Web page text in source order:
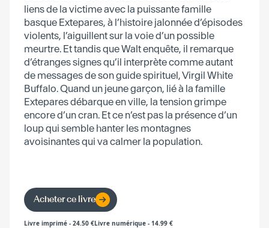
liens de la victime avec la puissante famille
basque Extepares, à l’histoire jalonnée d’épisodes
violents, l’aiguillent sur la voie d’un possible
meurtre. Et tandis que Walt enquête, il remarque
d’étranges signes qu’il interprète comme autant
de messages de son guide spirituel, Virgil White
Buffalo. Quand un jeune garçon, lié à la famille
Extepares débarque en ville, la tension grimpe
encore d’un cran. Et ce n’est pas la présence d’un
loup qui semble hanter les montagnes
avoisinantes qui va calmer la population.
Acheter ce livre
Livre imprimé - 24.50 €Livre numérique - 14.99 €